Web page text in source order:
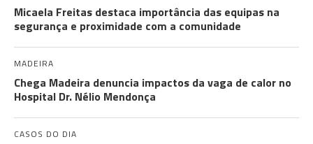
Micaela Freitas destaca importância das equipas na
segurança e proximidade com a comunidade
MADEIRA
Chega Madeira denuncia impactos da vaga de calor no
Hospital Dr. Nélio Mendonça
CASOS DO DIA